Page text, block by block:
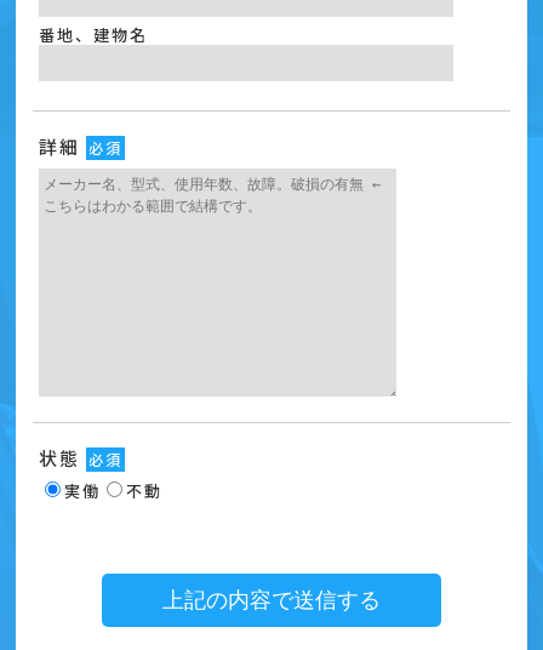
番地、建物名
詳細 必須
状態 必須
実働 不動